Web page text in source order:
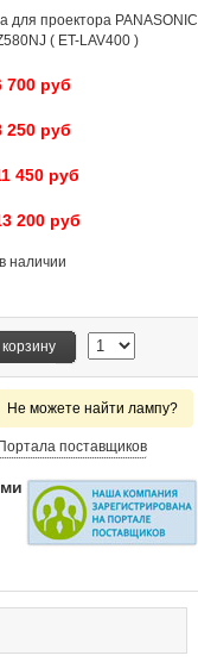
для проектора PANASONIC
( ET-LAV400 )
700 руб
250 руб
450 руб
200 руб
наличии
Не можете найти лампу?
поставщиков